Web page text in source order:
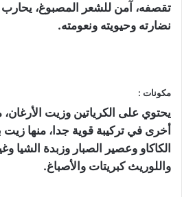
تقصفه، آمن للشعر المصبوغ،
نضارته وحيويته ونعومته.
مكونات :
يحتوي على الكرياتين وزيت الأرغان،
أخرى في تركيبة قوية جدا، منها زيت
الكاكاو وعصير الصبار وزبدة الشيا
واللوريث كبريتات والأصباغ.